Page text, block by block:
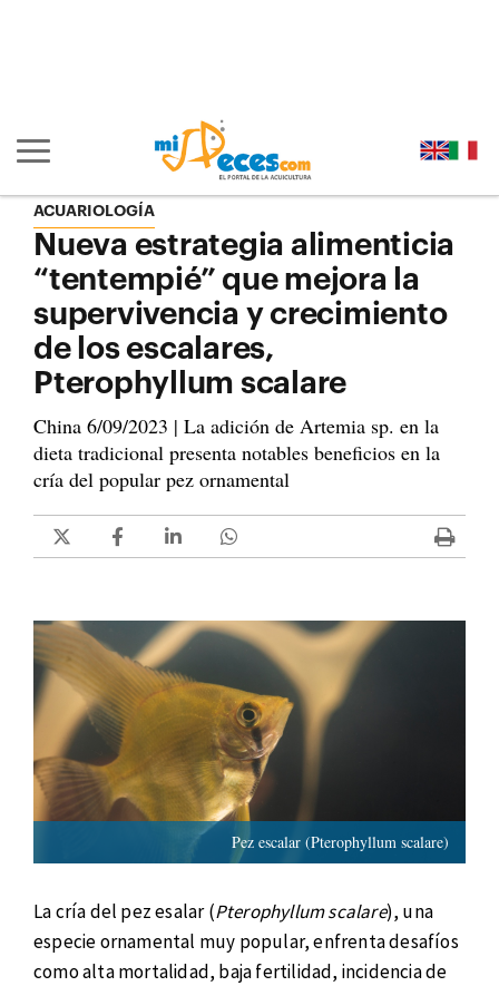
Mostrar/ocultar navegación principal
ACUARIOLOGÍA
Nueva estrategia alimenticia
“tentempié” que mejora la
supervivencia y crecimiento
de los escalares,
Pterophyllum scalare
China 6/09/2023 | La adición de Artemia sp. en la
dieta tradicional presenta notables beneficios en la
cría del popular pez ornamental
Pez escalar (Pterophyllum scalare)
La cría del pez esalar (Pterophyllum scalare), una
especie ornamental muy popular, enfrenta desafíos
como alta mortalidad, baja fertilidad, incidencia de